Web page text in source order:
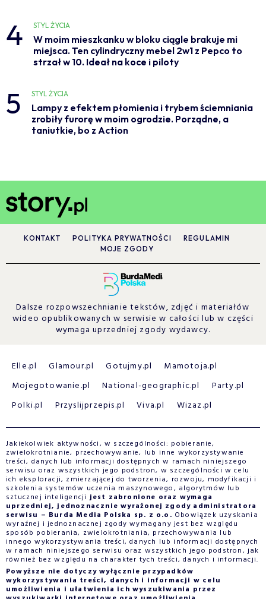
4 STYL ŻYCIA
W moim mieszkanku w bloku ciągle brakuje mi
miejsca. Ten cylindryczny mebel 2w1 z Pepco to
strzał w 10. Ideał na koce i piloty
5 STYL ŻYCIA
Lampy z efektem płomienia i trybem ściemniania
zrobiły furorę w moim ogrodzie. Porządne, a
taniutkie, bo z Action
KONTAKT POLITYKA PRYWATNOŚCI
REGULAMIN
MOJE ZGODY
Dalsze rozpowszechnianie tekstów, zdjęć i materiałów
wideo opublikowanych w serwisie w całości lub w części
wymaga uprzedniej zgody wydawcy.
Elle.pl Glamour.pl Gotujmy.pl
Mamotoja.pl
Mojegotowanie.pl
National-geographic.pl
Party.pl
Polki.pl
Przyslijprzepis.pl Viva.pl Wizaz.pl
Jakiekolwiek aktywności, w szczególności: pobieranie,
zwielokrotnianie, przechowywanie, lub inne wykorzystywanie
treści, danych lub informacji dostępnych w ramach niniejszego
serwisu oraz wszystkich jego podstron, w szczególności w celu
ich eksploracji, zmierzającej do tworzenia, rozwoju, modyfikacji i
szkolenia systemów uczenia maszynowego, algorytmów lub
sztucznej inteligencjijest zabronione oraz wymaga
uprzedniej, jednoznacznie wyrażonej zgody administratora
serwisu – Burda Media Polska sp. z o.o. Obowiązek uzyskania
wyraźnej i jednoznacznej zgody wymagany jest bez względu
sposób pobierania, zwielokrotniania, przechowywania lub
innego wykorzystywania treści, danych lub informacji dostępnych
w ramach niniejszego serwisu oraz wszystkich jego podstron, jak
również bez względu na charakter tych treści, danych i informacji.
Powyższe nie dotyczy wyłącznie przypadków
wykorzystywania treści, danych i informacji w celu
umożliwienia i ułatwienia ich wyszukiwania przez